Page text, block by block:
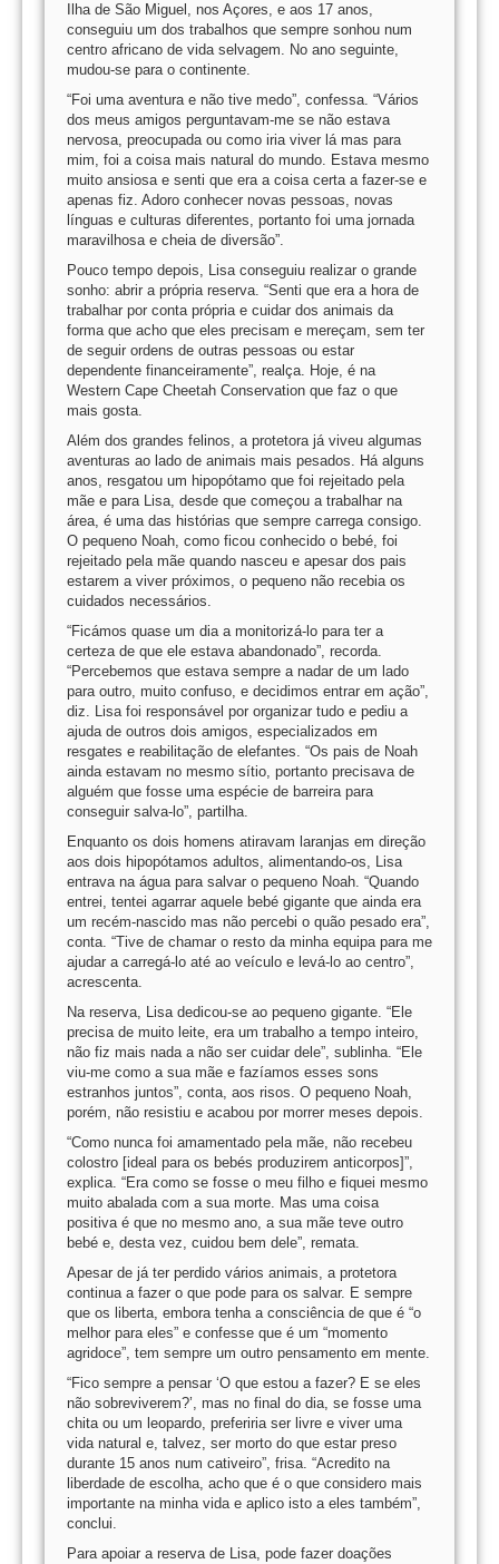
Ilha de São Miguel, nos Açores, e aos 17 anos,
conseguiu um dos trabalhos que sempre sonhou num
centro africano de vida selvagem. No ano seguinte,
mudou-se para o continente.
“Foi uma aventura e não tive medo”, confessa. “Vários
dos meus amigos perguntavam-me se não estava
nervosa, preocupada ou como iria viver lá mas para
mim, foi a coisa mais natural do mundo. Estava mesmo
muito ansiosa e senti que era a coisa certa a fazer-se e
apenas fiz. Adoro conhecer novas pessoas, novas
línguas e culturas diferentes, portanto foi uma jornada
maravilhosa e cheia de diversão”.
Pouco tempo depois, Lisa conseguiu realizar o grande
sonho: abrir a própria reserva. “Senti que era a hora de
trabalhar por conta própria e cuidar dos animais da
forma que acho que eles precisam e mereçam, sem ter
de seguir ordens de outras pessoas ou estar
dependente financeiramente”, realça. Hoje, é na
Western Cape Cheetah Conservation que faz o que
mais gosta.
Além dos grandes felinos, a protetora já viveu algumas
aventuras ao lado de animais mais pesados. Há alguns
anos, resgatou um hipopótamo que foi rejeitado pela
mãe e para Lisa, desde que começou a trabalhar na
área, é uma das histórias que sempre carrega consigo.
O pequeno Noah, como ficou conhecido o bebé, foi
rejeitado pela mãe quando nasceu e apesar dos pais
estarem a viver próximos, o pequeno não recebia os
cuidados necessários.
“Ficámos quase um dia a monitorizá-lo para ter a
certeza de que ele estava abandonado”, recorda.
“Percebemos que estava sempre a nadar de um lado
para outro, muito confuso, e decidimos entrar em ação”,
diz. Lisa foi responsável por organizar tudo e pediu a
ajuda de outros dois amigos, especializados em
resgates e reabilitação de elefantes. “Os pais de Noah
ainda estavam no mesmo sítio, portanto precisava de
alguém que fosse uma espécie de barreira para
conseguir salva-lo”, partilha.
Enquanto os dois homens atiravam laranjas em direção
aos dois hipopótamos adultos, alimentando-os, Lisa
entrava na água para salvar o pequeno Noah. “Quando
entrei, tentei agarrar aquele bebé gigante que ainda era
um recém-nascido mas não percebi o quão pesado era”,
conta. “Tive de chamar o resto da minha equipa para me
ajudar a carregá-lo até ao veículo e levá-lo ao centro”,
acrescenta.
Na reserva, Lisa dedicou-se ao pequeno gigante. “Ele
precisa de muito leite, era um trabalho a tempo inteiro,
não fiz mais nada a não ser cuidar dele”, sublinha. “Ele
viu-me como a sua mãe e fazíamos esses sons
estranhos juntos”, conta, aos risos. O pequeno Noah,
porém, não resistiu e acabou por morrer meses depois.
“Como nunca foi amamentado pela mãe, não recebeu
colostro [ideal para os bebés produzirem anticorpos]”,
explica. “Era como se fosse o meu filho e fiquei mesmo
muito abalada com a sua morte. Mas uma coisa
positiva é que no mesmo ano, a sua mãe teve outro
bebé e, desta vez, cuidou bem dele”, remata.
Apesar de já ter perdido vários animais, a protetora
continua a fazer o que pode para os salvar. E sempre
que os liberta, embora tenha a consciência de que é “o
melhor para eles” e confesse que é um “momento
agridoce”, tem sempre um outro pensamento em mente.
“Fico sempre a pensar ‘O que estou a fazer? E se eles
não sobreviverem?’, mas no final do dia, se fosse uma
chita ou um leopardo, preferiria ser livre e viver uma
vida natural e, talvez, ser morto do que estar preso
durante 15 anos num cativeiro”, frisa. “Acredito na
liberdade de escolha, acho que é o que considero mais
importante na minha vida e aplico isto a eles também”,
conclui.
Para apoiar a reserva de Lisa, pode fazer doações